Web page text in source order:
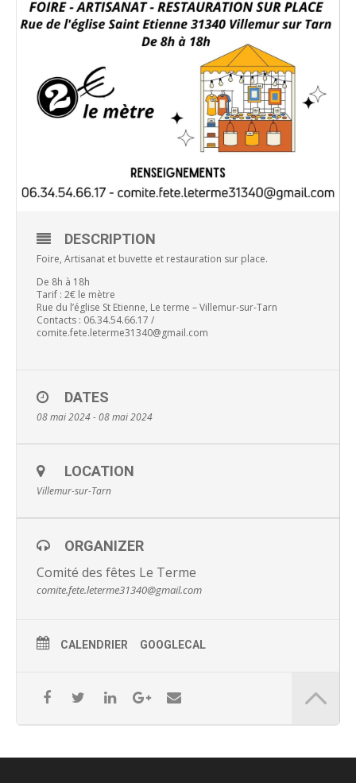
DESCRIPTION
Foire, Artisanat et buvette et restauration sur place.
De 8h à 18h
Tarif : 2€ le mètre
Rue du l’église St Etienne, Le terme – Villemur-sur-Tarn
Contacts : 06.34.54.66.17 /
comite.fete.leterme31340@gmail.com
DATES
08 mai 2024 - 08 mai 2024
LOCATION
Villemur-sur-Tarn
ORGANIZER
Comité des fêtes Le Terme
comite.fete.leterme31340@gmail.com
CALENDRIER GOOGLECAL